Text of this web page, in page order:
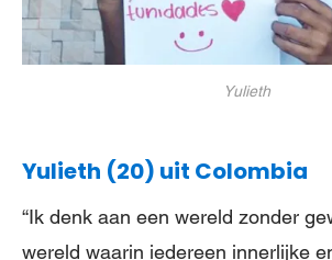
Yulieth
Yulieth (20) uit Colombia
“Ik denk aan een wereld zonder
wereld waarin iedereen innerlijke